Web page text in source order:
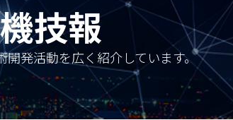
技報
発活動を広く紹介しています。